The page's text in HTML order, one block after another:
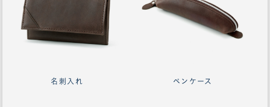
名刺入れ ペンケース